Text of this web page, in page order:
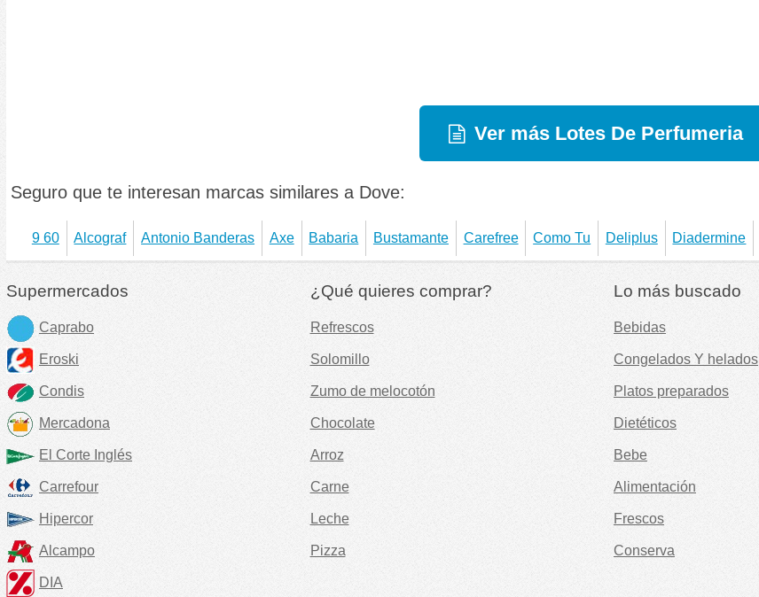
Ver más Lotes De Perfumeria
Seguro que te interesan marcas similares a Dove:
9 60 Alcograf Antonio Banderas Axe Babaria Bustamante Carefree Como Tu Deliplus Diadermine
Supermercados
Caprabo
Eroski
Condis
Mercadona
El Corte Inglés
Carrefour
Hipercor
Alcampo
DIA
¿Qué quieres comprar?
Refrescos
Solomillo
Zumo de melocotón
Chocolate
Arroz
Carne
Leche
Pizza
Lo más buscado
Bebidas
Congelados Y helados
Platos preparados
Dietéticos
Bebe
Alimentación
Frescos
Conserva